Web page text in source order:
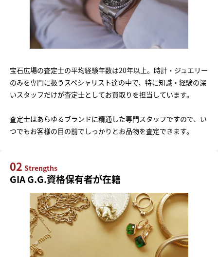
宝石広場の査定士の平均経験年数は20年以上。時計・ジュエリー
のみを専門に扱うスペシャリスト達の中で、特に知識・経験の深
いスタッフだけが査定士としてお買取りを担当しています。
査定士はあらゆるブランドに精通した専門スタッフですので、い
つでもお客様の目の前でしっかりとお品物を査定できます。
02 Strengths
GIA G.G.資格保有者が在籍